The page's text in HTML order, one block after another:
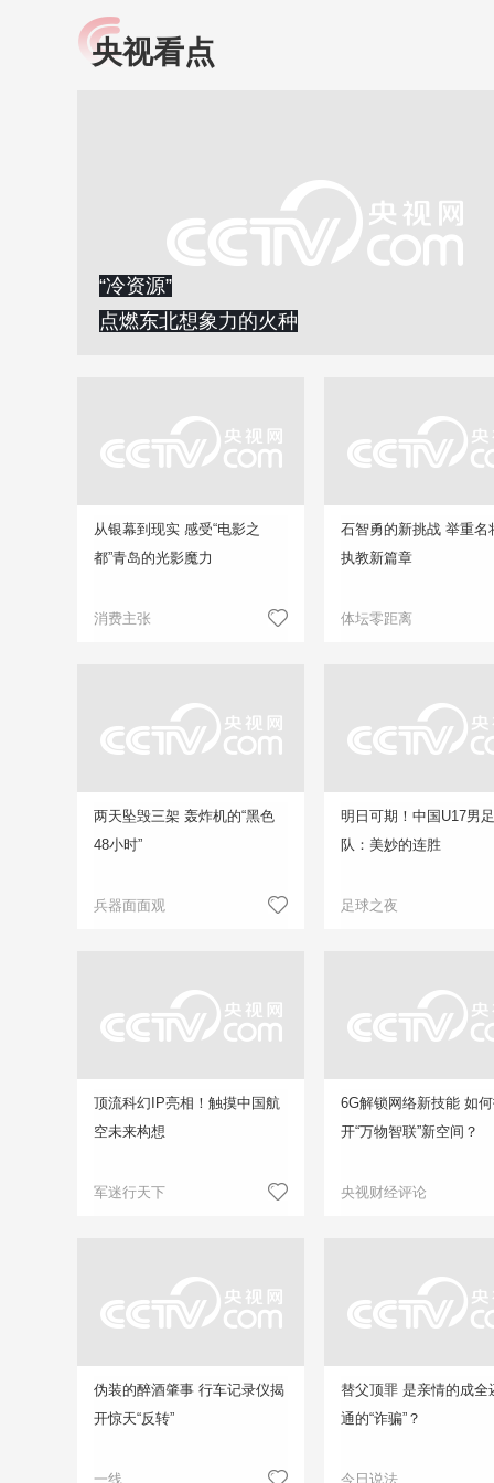
小央视频
知识！
央视看点
“冷资源”
点燃东北想象力的火种
从银幕到现实 感受“电影之
都”青岛的光影魔力
消费主张
石智勇的新挑战 举重名
执教新篇章
体坛零距离
两天坠毁三架 轰炸机的“黑色
48小时”
兵器面面观
明日可期！中国U17男
队：美妙的连胜
足球之夜
顶流科幻IP亮相！触摸中国航
空未来构想
军迷行天下
6G解锁网络新技能 如
开“万物智联”新空间？
央视财经评论
伪装的醉酒肇事 行车记录仪揭
开惊天“反转”
一线
替父顶罪 是亲情的成全
通的“诈骗”？
今日说法